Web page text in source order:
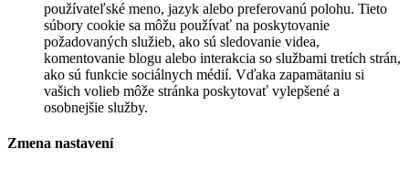
používateľské meno, jazyk alebo preferovanú polohu. Tieto
súbory cookie sa môžu používať na poskytovanie
požadovaných služieb, ako sú sledovanie videa,
komentovanie blogu alebo interakcia so službami tretích strán,
ako sú funkcie sociálnych médií. Vďaka zapamätaniu si
vašich volieb môže stránka poskytovať vylepšené a
osobnejšie služby.
Zmena nastavení